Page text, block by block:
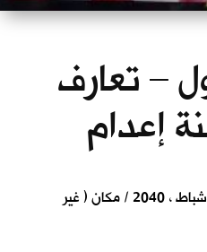
– تعارف
إعدام
/ 29 ، شباط ، 2040 / مكان ( غير